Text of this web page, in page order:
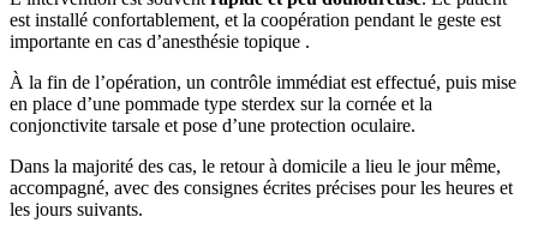
est installé confortablement, et la coopération pendant le geste est
importante en cas d’anesthésie topique .
À la fin de l’opération, un contrôle immédiat est effectué, puis mise
en place d’une pommade type sterdex sur la cornée et la
conjonctivite tarsale et pose d’une protection oculaire.
Dans la majorité des cas, le retour à domicile a lieu le jour même,
accompagné, avec des consignes écrites précises pour les heures et
les jours suivants.